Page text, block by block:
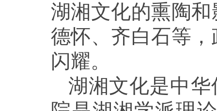
湖湘文化的熏陶
德怀、齐白石等
闪耀。
湖湘文化是中华